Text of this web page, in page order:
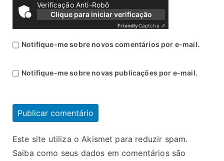
Verificação Anti-Robô
Clique para iniciar verificação
FriendlyCaptcha ⇗
Notifique-me sobre novos comentários por e-mail.
Notifique-me sobre novas publicações por e-mail.
Este site utiliza o Akismet para reduzir spam.
Saiba como seus dados em comentários são